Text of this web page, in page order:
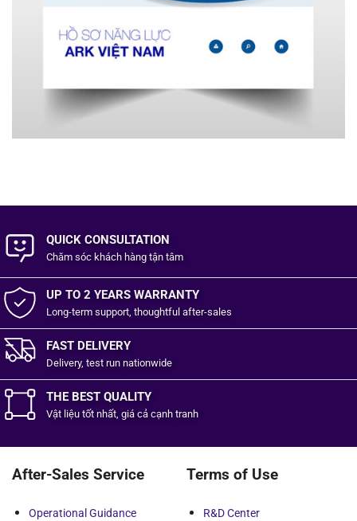
QUICK CONSULTATION
Chăm sóc khách hàng tận tâm
UP TO 2 YEARS WARRANTY
Long-term support, thoughtful after-sales
FAST DELIVERY
Delivery, test run nationwide
THE BEST QUALITY
Vật liệu tốtnhất, giá cả cạnh tranh
After-Sales Service
Operational Guidance
Terms of Use
R&D Center